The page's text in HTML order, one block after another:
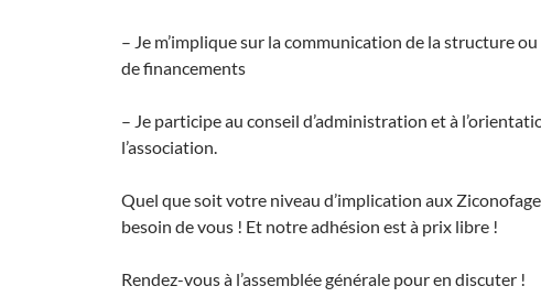
– Je m’implique sur la communication de la structure
de financements
– Je participe au conseil d’administration et à
l’association.
Quel que soit votre niveau d’implication aux
besoin de vous ! Et notre adhésion est à prix libre !
Rendez-vous à l’assemblée générale pour en discuter !